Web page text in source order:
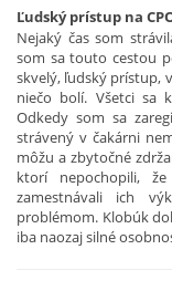
Ľudský prístup na
Nejaký čas som
som sa touto cestou
skvelý, ľudský prístup,
niečo bolí. Všetci sa
Odkedy som sa
strávený v čakárni
môžu a zbytočné
ktorí nepochopili,
zamestnávali ich
problémom. Klobúk
iba naozaj silné